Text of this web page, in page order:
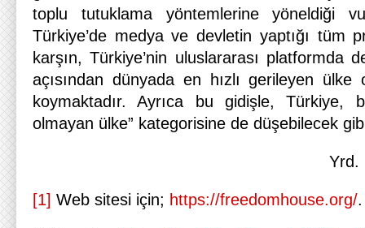
toplu tutuklama yöntemlerine yöneldiği
Türkiye’de medya ve devletin yaptığı tüm
karşın, Türkiye’nin uluslararası platformda
açısından dünyada en hızlı gerileyen
koymaktadır. Ayrıca bu gidişle, Türkiye,
olmayan ülke” kategorisine de düşebilecek
Yrd.
[1] Web sitesi için; https://freedomhouse.org/.